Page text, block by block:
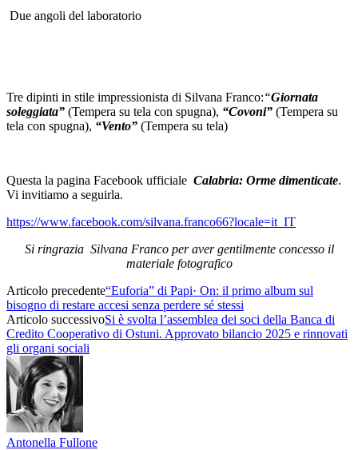
Due angoli del laboratorio
Tre dipinti in stile impressionista di Silvana Franco:“Giornata
soleggiata” (Tempera su tela con spugna), “Covoni” (Tempera su
tela con spugna), “Vento” (Tempera su tela)
Questa la pagina Facebook ufficiale Calabria: Orme dimenticate.
Vi invitiamo a seguirla.
https://www.facebook.com/silvana.franco66?locale=it_IT
Si ringrazia Silvana Franco per aver gentilmente concesso il
materiale fotografico
Articolo precedente“Euforia” di Papi· On: il primo album sul
bisogno di restare accesi senza perdere sé stessi
Articolo successivoSi è svolta l’assemblea dei soci della Banca di
Credito Cooperativo di Ostuni. Approvato bilancio 2025 e rinnovati
gli organi sociali
Antonella Fullone